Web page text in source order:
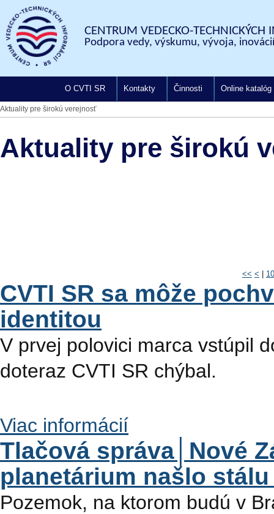
CENTRUM VEDECKO-TECHNICKÝCH
Podpora vedy, výskumu, vývoja,
O CVTI SR Kontakty Činnosti Online katalóg
Aktuality pre širokú verejnosť
Aktuality pre širokú
<< < 10
CVTI SR sa môže
identitou
V prvej polovici marca vstúpil
doteraz CVTI SR chýbal.
Viac informácií
Tlačová správa│Nové
planetárium našlo
Pozemok, na ktorom budú v